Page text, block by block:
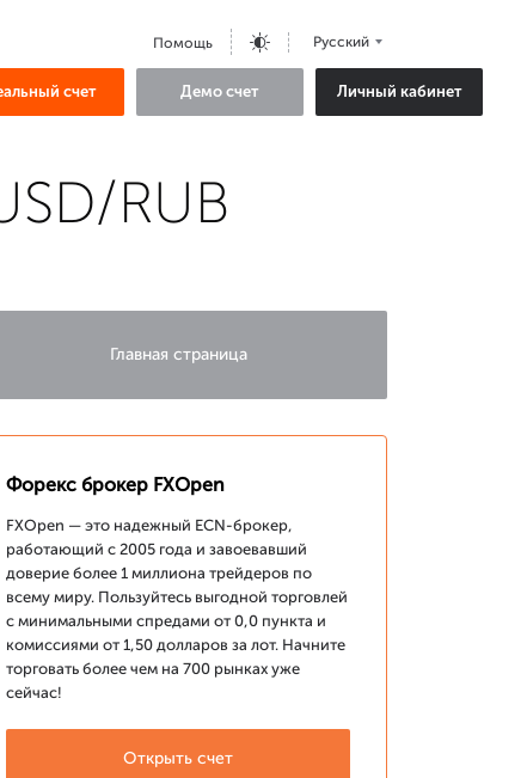
Помощь Русский
счет Демо счет Личный кабинет
RUB
Главная страница
Форекс брокер FXOpen
FXOpen — это надежный ECN-брокер,
работающий с 2005 года и завоевавший
доверие более 1 миллиона трейдеров по
всему миру. Пользуйтесь выгодной торговлей
с минимальными спредами от 0,0 пункта и
комиссиями от 1,50 долларов за лот. Начните
торговать более чем на 700 рынках уже
сейчас!
Открыть счет